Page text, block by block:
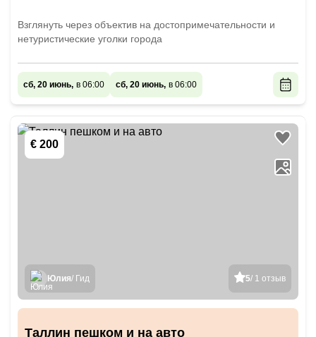
Взглянуть через объектив на достопримечательности и
нетуристические уголки города
сб, 20 июнь, в 06:00 сб, 20 июнь, в 06:00
€ 200
5/ 1 отзыв
Юлия/ Гид
Таллин пешком и на авто